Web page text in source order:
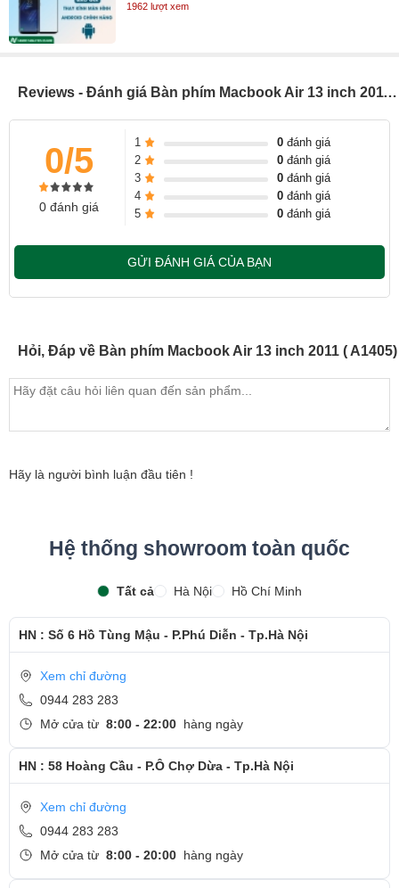
1962 lượt xem
Reviews - Đánh giá Bàn phím Macbook Air 13 inch 2011 ( A1405)
0/5
0 đánh giá
1 0đánh giá
2
0đánh giá
3
0đánh giá
4
0đánh giá
5
0đánh giá
GỬI ĐÁNH GIÁ CỦA BẠN
Hỏi, Đáp về Bàn phím Macbook Air 13 inch 2011 ( A1405)
Hãy là người bình luận đầu tiên !
Hệ thống showroom toàn quốc
Tất cả Hà Nội Hồ Chí Minh
HN : Số 6 Hồ Tùng Mậu - P.Phú Diễn - Tp.Hà Nội
Xem chỉ đường
0944 283 283
Mở cửa từ 8:00 - 22:00 hàng ngày
HN : 58 Hoàng Cầu - P.Ô Chợ Dừa - Tp.Hà Nội
Xem chỉ đường
0944 283 283
Mở cửa từ 8:00 - 20:00 hàng ngày